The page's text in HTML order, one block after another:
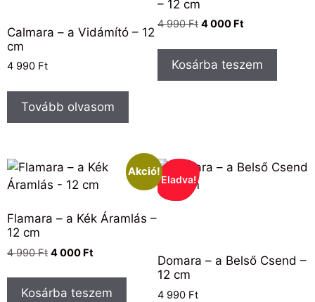
Calmara – a Vidámító – 12
cm
4 990 Ft
Tovább olvasom
– 12 cm
4 990Ft 4 000 Ft
Kosárba teszem
Akció!
Flamara – a Kék Áramlás –
12 cm
4 990Ft 4 000 Ft
Kosárba teszem
Eladva!
Domara – a Belső Csend –
12 cm
4 990 Ft